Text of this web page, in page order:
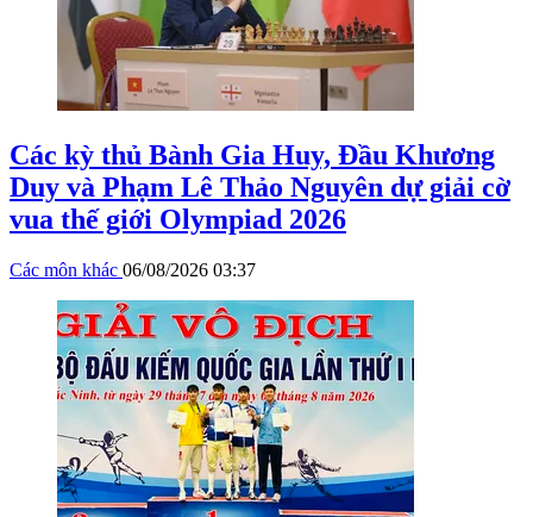
Các kỳ thủ Bành Gia Huy, Đầu Khương
Duy và Phạm Lê Thảo Nguyên dự giải cờ
vua thế giới Olympiad 2026
Các môn khác 06/08/2026 03:37